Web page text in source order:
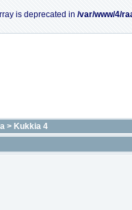
is deprecated in /var/www/4/
> Kukkia 4